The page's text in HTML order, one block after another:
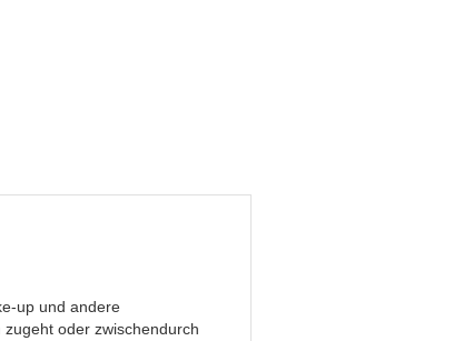
up und andere
oder zwischendurch